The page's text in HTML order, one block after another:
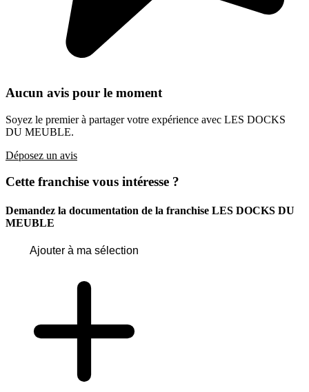
Aucun avis pour le moment
Soyez le premier à partager votre expérience avec LES DOCKS
DU MEUBLE.
Déposez un avis
Cette franchise vous intéresse ?
Demandez la documentation de la franchise LES DOCKS DU
MEUBLE
Ajouter à ma sélection